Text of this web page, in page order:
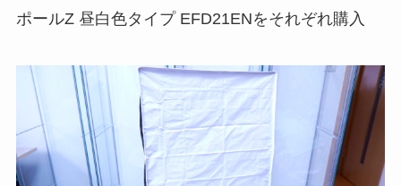
ポールZ 昼白色タイプ EFD21ENをそれぞれ購入